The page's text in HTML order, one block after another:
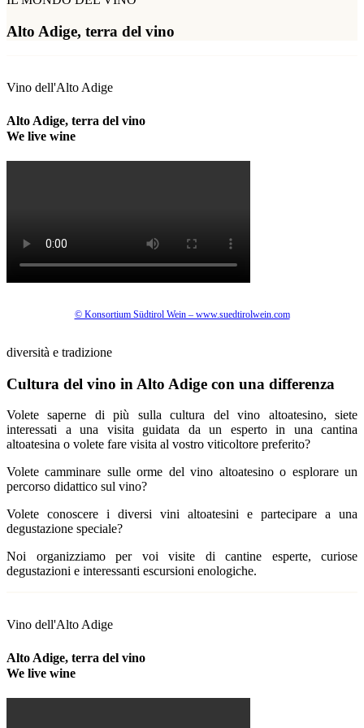
Alto Adige, terra del vino
Vino dell'Alto Adige
Alto Adige, terra del vino
We live wine
© Konsortium Südtirol Wein – www.suedtirolwein.com
diversità e tradizione
Cultura del vino in Alto Adige con una differenza
Volete saperne di più sulla cultura del vino altoatesino, siete
interessati a una visita guidata da un esperto in una cantina
altoatesina o volete fare visita al vostro viticoltore preferito?
Volete camminare sulle orme del vino altoatesino o esplorare un
percorso didattico sul vino?
Volete conoscere i diversi vini altoatesini e partecipare a una
degustazione speciale?
Noi organizziamo per voi visite di cantine esperte, curiose
degustazioni e interessanti escursioni enologiche.
Vino dell'Alto Adige
Alto Adige, terra del vino
We live wine